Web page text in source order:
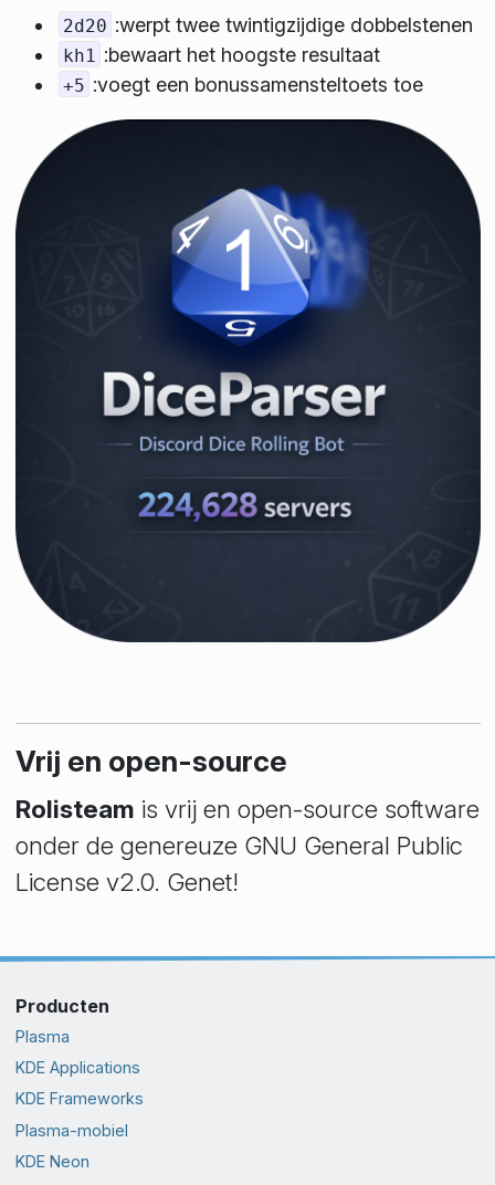
2d20 :werpt twee twintigzijdige dobbelstenen
kh1 :bewaart het hoogste resultaat
+5 :voegt een bonussamensteltoets toe
Vrij en open-source
Rolisteam is vrij en open-source software
onder de genereuze GNU General Public
License v2.0. Genet!
Producten
Plasma
KDE Applications
KDE Frameworks
Plasma-mobiel
KDE Neon